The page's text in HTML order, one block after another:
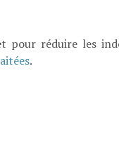
pour réduire les
.